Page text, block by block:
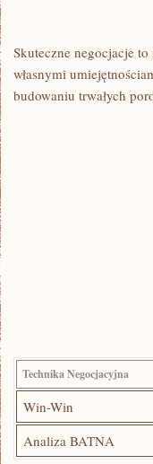
Skuteczne negocjacje
‍własnymi
budowaniu trwałych
Technika Negocjacyjna
Win-Win
Analiza ​BATNA